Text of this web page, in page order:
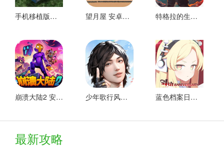
手机移植版未转换 安卓版 望月屋 安卓下载 特格拉的生存技术和施工 好玩的
崩溃大陆2 安卓下载 少年歌行风花雪月 安卓版 蓝色档案日服 安卓版
最新攻略